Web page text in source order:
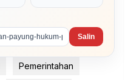
Salin
Pemerintahan